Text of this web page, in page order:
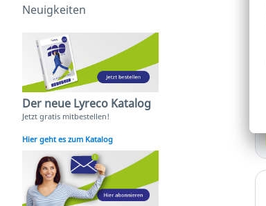
Neuigkeiten
Der neue Lyreco Katalog
Jetzt gratis mitbestellen!
Hier geht es zum Katalog